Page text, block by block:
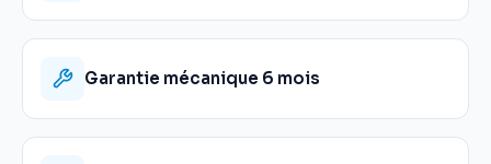
Garantie mécanique 6 mois